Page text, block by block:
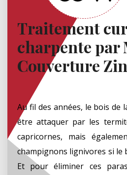
Traitement
charpente par
Couverture
Au fil des années, le bois de
être attaquer par les
capricornes, mais
champignons lignivores si le
Et pour éliminer ces